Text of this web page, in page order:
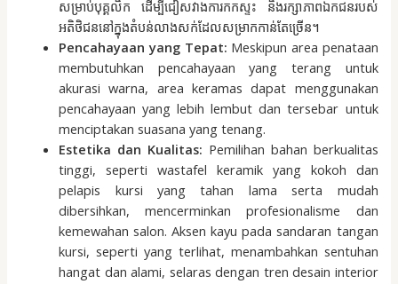
សម្រាប់បុគ្គលិក ដើម្បីជៀសវាងការកកស្ទះ និងរក្សាភាពឯកជនរបស់
អតិថិជននៅក្នុងតំបន់លាងសក់ដែលសម្រាកកាន់តែច្រើន។
Pencahayaan yang Tepat: Meskipun area penataan
membutuhkan pencahayaan yang terang untuk
akurasi warna, area keramas dapat menggunakan
pencahayaan yang lebih lembut dan tersebar untuk
menciptakan suasana yang tenang.
Estetika dan Kualitas: Pemilihan bahan berkualitas
tinggi, seperti wastafel keramik yang kokoh dan
pelapis kursi yang tahan lama serta mudah
dibersihkan, mencerminkan profesionalisme dan
kemewahan salon. Aksen kayu pada sandaran tangan
kursi, seperti yang terlihat, menambahkan sentuhan
hangat dan alami, selaras dengan tren desain interior